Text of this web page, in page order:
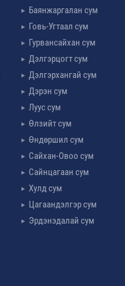
Баянжаргалан сум
Говь-Угтаал сум
Гурвансайхан сум
Дэлгэрцогт сум
Дэлгэрхангай сум
Дэрэн сум
Луус сум
Өлзийт сум
Өндөршил сум
Сайхан-Овоо сум
Сайнцагаан сум
Хулд сум
Цагаандэлгэр сум
Эрдэнэдалай сум